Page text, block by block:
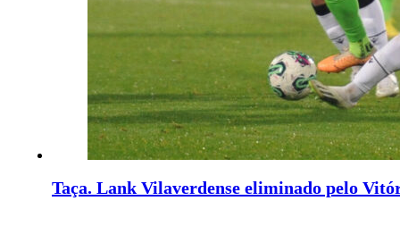
Taça. Lank Vilaverdense eliminado pelo